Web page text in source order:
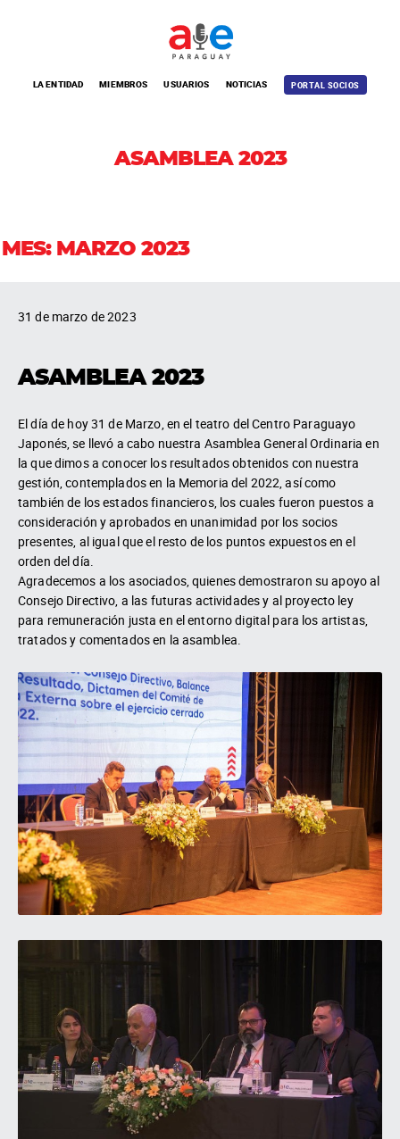
LA ENTIDAD MIEMBROS USUARIOS NOTICIAS PORTAL SOCIOS
ASAMBLEA 2023
MES: MARZO 2023
31 de marzo de 2023
ASAMBLEA 2023
El día de hoy 31 de Marzo, en el teatro del Centro Paraguayo
Japonés, se llevó a cabo nuestra Asamblea General Ordinaria en
la que dimos a conocer los resultados obtenidos con nuestra
gestión, contemplados en la Memoria del 2022, así como
también de los estados financieros, los cuales fueron puestos a
consideración y aprobados en unanimidad por los socios
presentes, al igual que el resto de los puntos expuestos en el
orden del día.
Agradecemos a los asociados, quienes demostraron su apoyo al
Consejo Directivo, a las futuras actividades y al proyecto ley
para remuneración justa en el entorno digital para los artistas,
tratados y comentados en la asamblea.